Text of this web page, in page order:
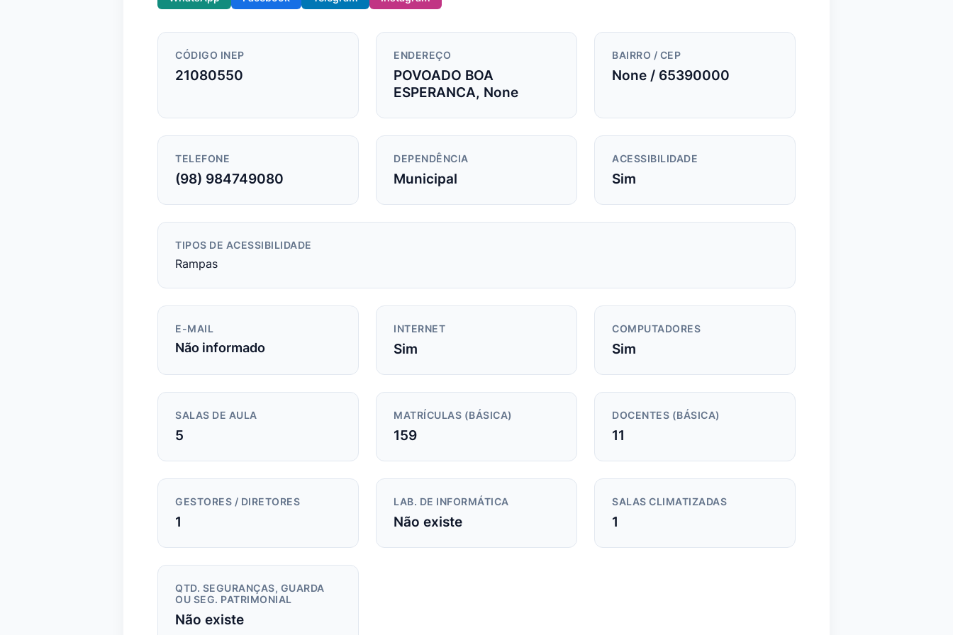
CÓDIGO INEP
21080550
ENDEREÇO
POVOADO BOA
ESPERANCA, None
BAIRRO / CEP
None / 65390000
TELEFONE
(98) 984749080
DEPENDÊNCIA
Municipal
ACESSIBILIDADE
Sim
TIPOS DE ACESSIBILIDADE
Rampas
E-MAIL
Não informado
INTERNET
Sim
COMPUTADORES
Sim
SALAS DE AULA
5
MATRÍCULAS (BÁSICA)
159
DOCENTES (BÁSICA)
11
GESTORES / DIRETORES
1
LAB. DE INFORMÁTICA
Não existe
SALAS CLIMATIZADAS
1
QTD. SEGURANÇAS, GUARDA
OU SEG. PATRIMONIAL
Não existe